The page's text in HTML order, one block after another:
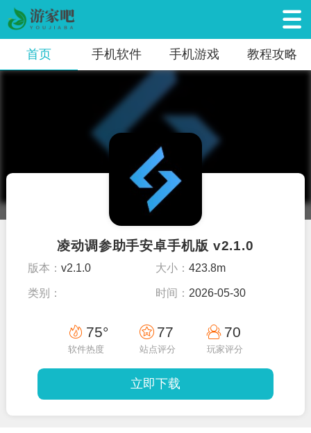
首页 手机软件 手机游戏 教程攻略
凌动调参助手安卓手机版 v2.1.0
版本：v2.1.0 大小： 423.8m
类别： 时间： 2026-05-30
75°
软件热度
77
站点评分
70
玩家评分
立即下载